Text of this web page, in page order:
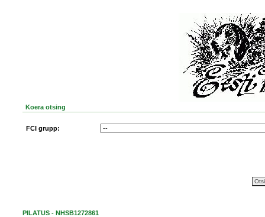
Koera otsing
FCI grupp:
PILATUS - NHSB1272861